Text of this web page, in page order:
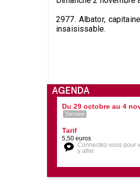
2977. Albator,
insaisissable.
AGENDA
Du 29 octobre au 4
Terminé
Tarif
5,50 euros
Connectez-vous pour
y aller.